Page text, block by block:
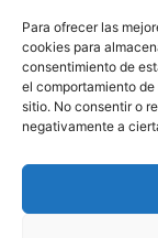
Para ofrecer las
cookies para
consentimiento de
el comportamiento
sitio. No consentir o
negativamente a